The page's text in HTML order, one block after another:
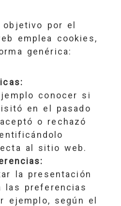
por el
emplea cookies,
genérica:
conocer si
en el pasado
o rechazó
al sitio web.
la presentación
las preferencias
ejemplo, según el